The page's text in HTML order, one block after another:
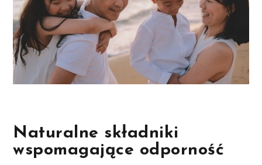
Naturalne składniki
wspomagające odporność